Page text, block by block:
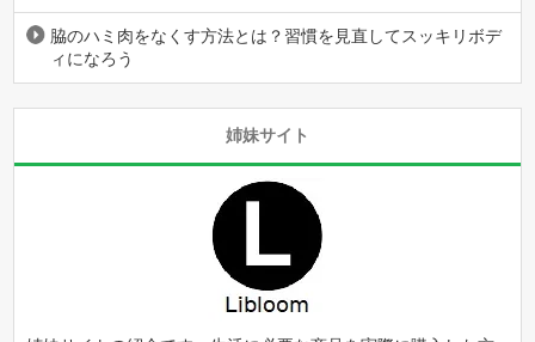
脇のハミ肉をなくす方法とは？習慣を見直してスッキリボデ
ィになろう
姉妹サイト